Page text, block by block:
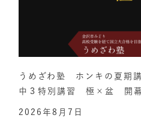
うめざわ塾 ホンキの夏
中３特別講習 極×盆 開
2026年8月7日